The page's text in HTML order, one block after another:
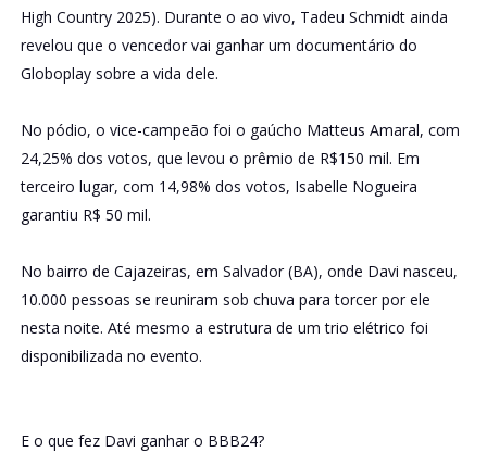
High Country 2025). Durante o ao vivo, Tadeu Schmidt ainda
revelou que o vencedor vai ganhar um documentário do
Globoplay sobre a vida dele.
No pódio, o vice-campeão foi o gaúcho Matteus Amaral, com
24,25% dos votos, que levou o prêmio de R$150 mil. Em
terceiro lugar, com 14,98% dos votos, Isabelle Nogueira
garantiu R$ 50 mil.
No bairro de Cajazeiras, em Salvador (BA), onde Davi nasceu,
10.000 pessoas se reuniram sob chuva para torcer por ele
nesta noite. Até mesmo a estrutura de um trio elétrico foi
disponibilizada no evento.
E o que fez Davi ganhar o BBB24?